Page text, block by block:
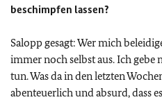
beschimpfen lassen?
Salopp gesagt: Wer mich
immer noch selbst aus. Ich gebe
tun. Was da in den letzten
abenteuerlich und absurd, dass